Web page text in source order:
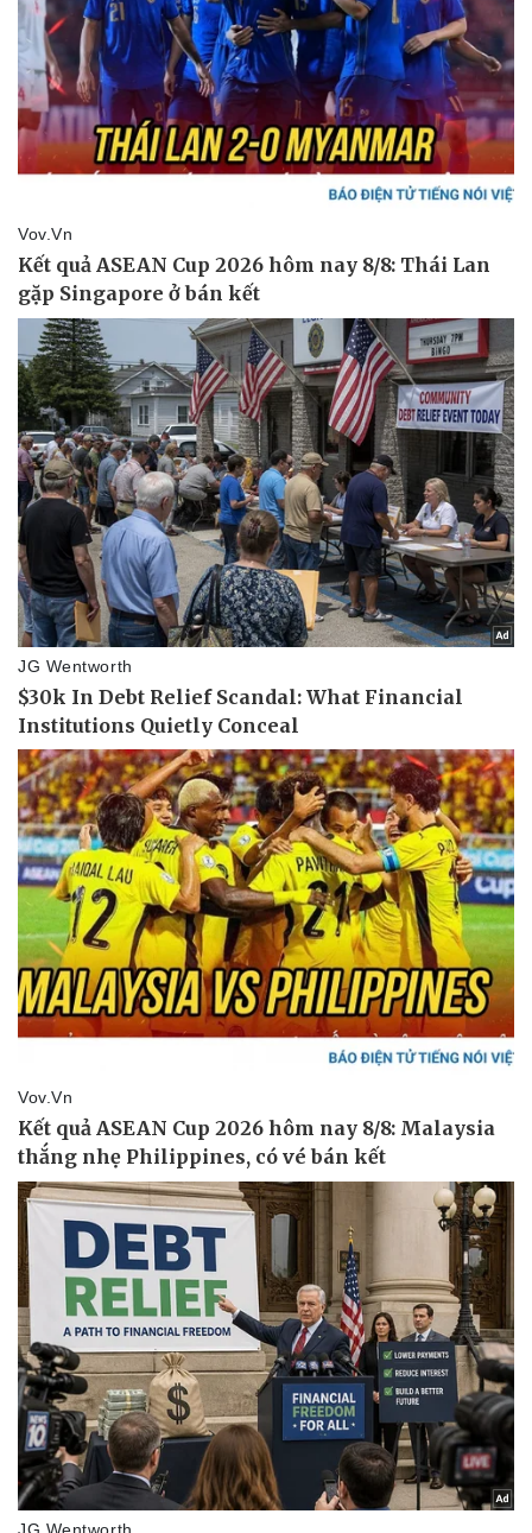
Dinh dưỡng - món ngon
Cây thuốc
Sản phụ khoa
Nhi khoa
Nam khoa
Làm đẹp - giảm cân
Phòng mạch online
Nhà đẹp
Blog
Tình yêu - Gia đình
Văn hóa
Sân khấu - Điện ảnh
Văn học
Âm nhạc
Di sản
Nghệ sĩ
Thời trang